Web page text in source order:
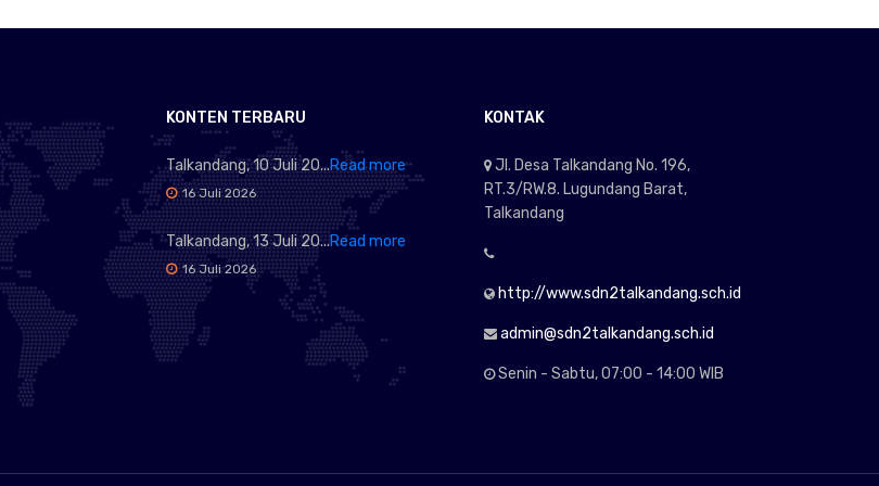
KONTEN TERBARU
Talkandang, 10 Juli 20...Read more
16 Juli 2026
Talkandang, 13 Juli 20...Read more
16 Juli 2026
KONTAK
Jl. Desa Talkandang No. 196,
RT.3/RW.8. Lugundang Barat,
Talkandang
http://www.sdn2talkandang.sch.id
admin@sdn2talkandang.sch.id
Senin - Sabtu, 07:00 - 14:00 WIB